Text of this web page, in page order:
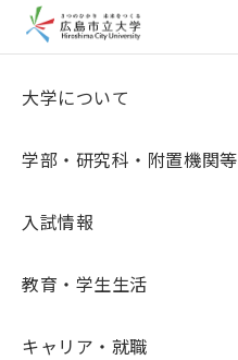
大学について
学部・研究科・附置機関等
入試情報
教育・学生生活
キャリア・就職
トップページ>お知らせ
お知らせ